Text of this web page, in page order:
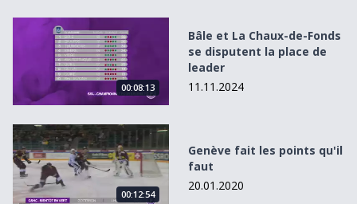
Bâle et La Chaux-de-Fonds se disputent la place de leader
00:08:13
Bâle et La Chaux-de-Fonds
se disputent la place de
leader
11.11.2024
Genève fait les points qu&#039;il faut
00:12:54
Genève fait les points qu'il
faut
20.01.2020